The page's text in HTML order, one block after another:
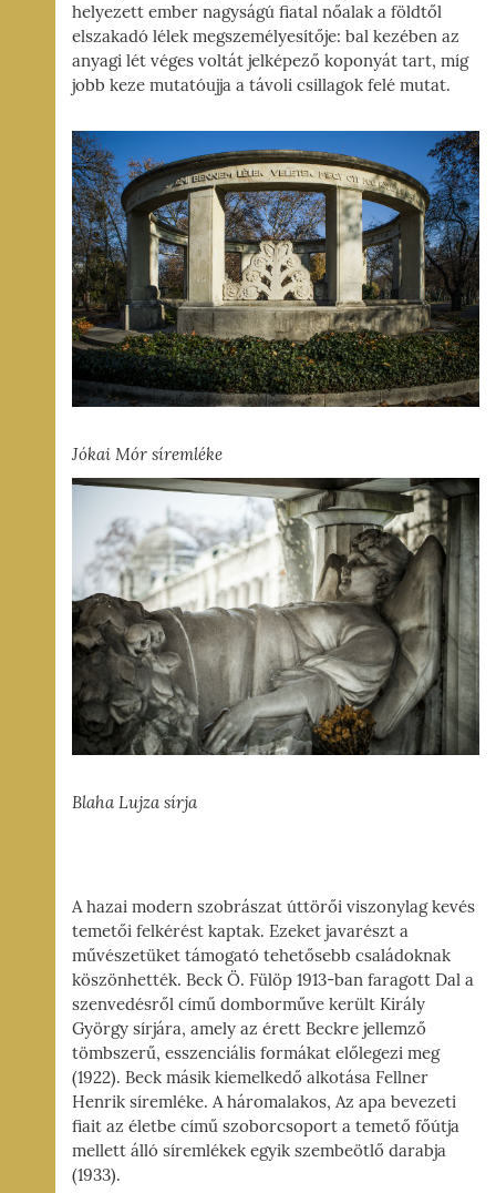
helyezett ember nagyságú fiatal nőalak a földtől
elszakadó lélek megszemélyesítője: bal kezében az
anyagi lét véges voltát jelképező koponyát tart, míg
jobb keze mutatóujja a távoli csillagok felé mutat.
Jókai Mór síremléke
Blaha Lujza sírja
A hazai modern szobrászat úttörői viszonylag kevés
temetői felkérést kaptak. Ezeket javarészt a
művészetüket támogató tehetősebb családoknak
köszönhették. Beck Ö. Fülöp 1913-ban faragott Dal a
szenvedésről című domborműve került Király
György sírjára, amely az érett Beckre jellemző
tömbszerű, esszenciális formákat előlegezi meg
(1922). Beck másik kiemelkedő alkotása Fellner
Henrik síremléke. A háromalakos, Az apa bevezeti
fiait az életbe című szoborcsoport a temető főútja
mellett álló síremlékek egyik szembeötlő darabja
(1933).